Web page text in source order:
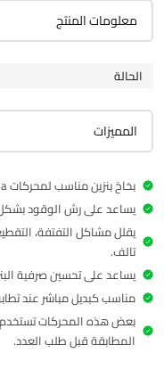
معلومات المنتج
الحالة
المميزات
بخاخ بنزين مناسب لمحركات 1.6L Hyundai / Kia.
يساعد على رش الوقود
يقلل مشاكل التفتفة،
تالف.
يساعد على تحسين صرفية
مناسب كبديل مباشر عند
المطابقة قبل طلب العدد.